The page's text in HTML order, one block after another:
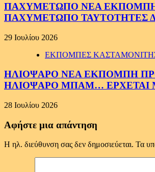
ΠΑΧΥΜΕΤΩΠΟ ΝΕΑ ΕΚΠΟΜΠΗ
ΠΑΧΥΜΕΤΩΠΟ ΤΑΥΤΟΤΗΤΕΣ
29 Ιουλίου 2026
ΕΚΠΟΜΠΕΣ
ΗΛΙΟΨΑΡΟ ΝΕΑ ΕΚΠΟΜΠΗ
ΗΛΙΟΨΑΡΟ ΜΠΑΜ… ΕΡΧΕΤΑΙ
28 Ιουλίου 2026
Αφήστε μια απάντηση
Η ηλ. διεύθυνση σας δεν δημοσιεύεται. Τα